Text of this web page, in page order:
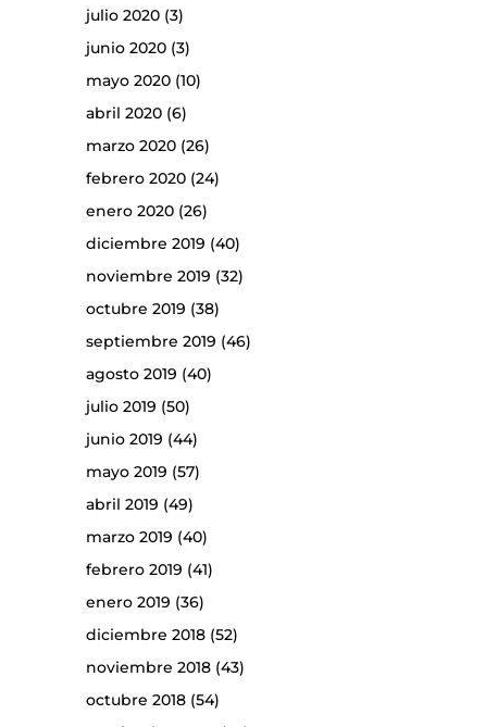
julio 2020(3)
junio 2020(3)
mayo 2020(10)
abril 2020(6)
marzo 2020(26)
febrero 2020(24)
enero 2020(26)
diciembre 2019 (40)
noviembre 2019 (32)
octubre 2019 (38)
septiembre 2019 (46)
agosto 2019 (40)
julio 2019 (50)
junio 2019 (44)
mayo 2019 (57)
abril 2019 (49)
marzo 2019 (40)
febrero 2019 (41)
enero 2019 (36)
diciembre 2018(52)
noviembre 2018(43)
octubre 2018(54)